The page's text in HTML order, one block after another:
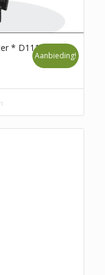
* D111
Aanbieding!